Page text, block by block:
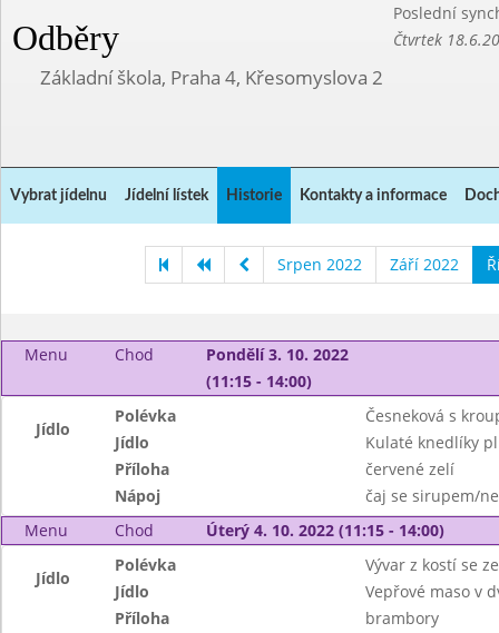
Odběry
Poslední
Čtvrtek
Základní škola, Praha 4, Křesomyslova 2
Vybrat jídelnu Jídelní lístek Historie Kontakty a informace
Srpen 2022 Září 2022
Menu Chod
Pondělí 3. 10. 2022
(11:15 - 14:00)
Jídlo
Polévka
Česneková s
Jídlo
Kulaté knedlíky
Příloha
červené zelí
Nápoj
čaj se sirupem/
Menu
Chod Úterý 4. 10. 2022 (11:15 - 14:00)
Jídlo
Polévka
Vývar z kostí se
Jídlo
Vepřové maso v
Příloha
brambory